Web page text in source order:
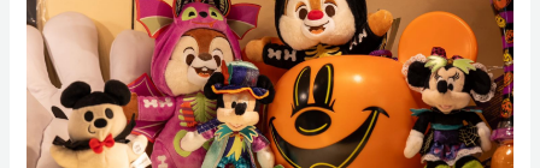
尼
2024
萬
聖
節